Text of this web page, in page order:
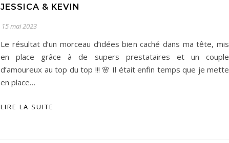
JESSICA & KEVIN
15 mai 2023
Le résultat d’un morceau d’idées bien caché dans ma tête, mis
en place grâce à de supers prestataires et un couple
d’amoureux au top du top !!! 🌸 Il était enfin temps que je mette
en place…
LIRE LA SUITE